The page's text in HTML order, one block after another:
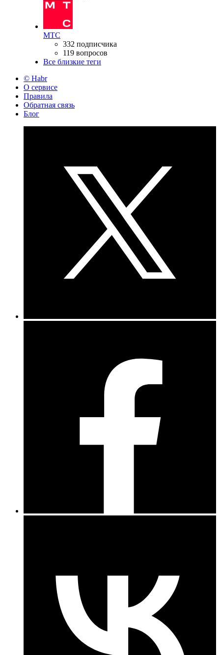
МТС
332 подписчика
119 вопросов
Все близкие теги
© Habr
О сервисе
Правила
Обратная связь
Блог